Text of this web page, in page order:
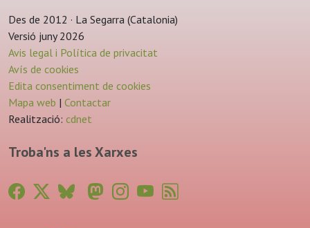
Des de 2012 · La Segarra (Catalonia)
Versió juny 2026
Avis legal i Política de privacitat
Avís de cookies
Edita consentiment de cookies
Mapa web | Contactar
Realització: cdnet
Troba'ns a les Xarxes